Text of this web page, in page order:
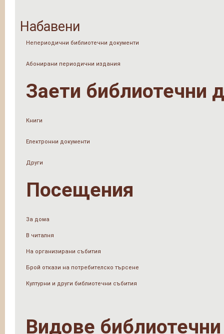
Набавени
Непериодични библиотечни документи
Абонирани периодични издания
Заети библиотечни
Книги
Електронни документи
Други
Посещения
За дома
В читалня
На организирани събития
Брой откази на потребителско търсене
Културни и други библиотечни събития
Видове библиотечни